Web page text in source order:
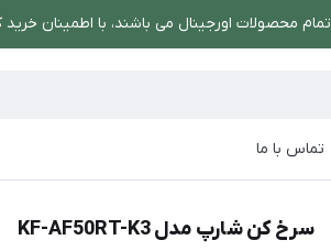
تمام محصولات اورجینال می باشند، با اطمینان خرید
تماس با ما
سرخ کن شارپ مدل KF-AF50RT-K3